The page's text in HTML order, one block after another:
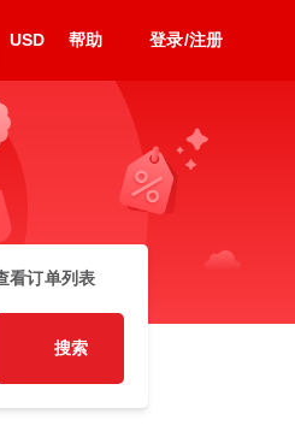
USD 帮助 登录/注册
看订单列表
搜索